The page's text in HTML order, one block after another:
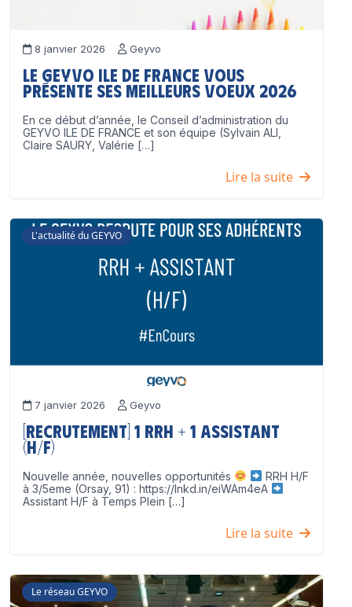
8 janvier 2026 Geyvo
Le GEYVO Ile de France vous
présente ses meilleurs voeux 2026
En ce début d’année, le Conseil d’administration du
GEYVO ILE DE FRANCE et son équipe (Sylvain ALI,
Claire SAURY, Valérie […]
Lire la suite
L'actualité du GEYVO
7 janvier 2026 Geyvo
[Recrutement] 1 RRH + 1 Assistant
(H/F)
Nouvelle année, nouvelles opportunités
RRH H/F
à 3/5eme (Orsay, 91) : https://lnkd.in/eiWAm4eA
Assistant H/F à Temps Plein […]
Lire la suite
Le réseau GEYVO